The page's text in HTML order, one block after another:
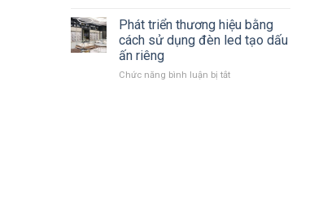
2024 mới
nhất
nhìn
lại
quá
hình
Phát triển thương hiệu bằng
cách sử dụng đèn led tạo dấu
ấn riêng
Chức năng bình luận bị tắtở